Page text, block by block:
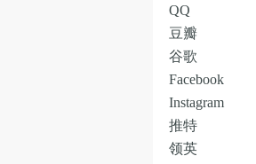
QQ
豆瓣
谷歌
Facebook
Instagram
推特
领英